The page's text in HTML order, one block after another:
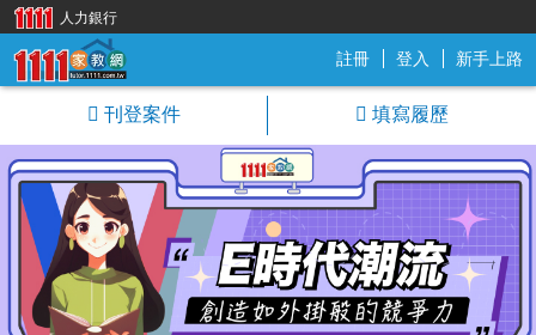
註冊 登入 新手上路
刊登案件 填寫履歷
人力銀行